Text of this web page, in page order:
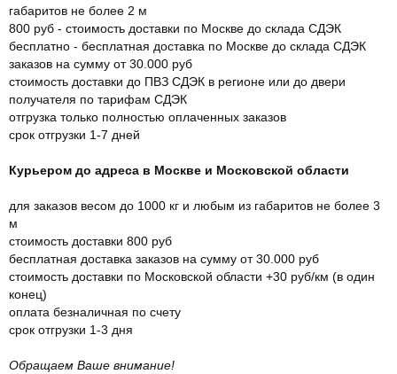
габаритов не более 2 м
800 руб - стоимость доставки по Москве до склада СДЭК
бесплатно - бесплатная доставка по Москве до склада СДЭК
заказов на сумму от 30.000 руб
стоимость доставки до ПВЗ СДЭК в регионе или до двери
получателя по тарифам СДЭК
отгрузка только полностью оплаченных заказов
срок отгрузки 1-7 дней
Курьером до адреса в Москве и Московской области
для заказов весом до 1000 кг и любым из габаритов не более 3
м
стоимость доставки 800 руб
бесплатная доставка заказов на сумму от 30.000 руб
стоимость доставки по Московской области +30 руб/км (в один
конец)
оплата безналичная по счету
срок отгрузки 1-3 дня
Обращаем Ваше внимание!